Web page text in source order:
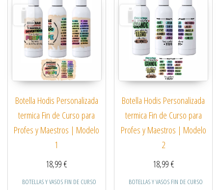
Botella Hodis Personalizada
termica Fin de Curso para
Profes y Maestros | Modelo
1
18,99€
BOTELLAS Y VASOS FIN DE CURSO
Botella Hodis Personalizada
termica Fin de Curso para
Profes y Maestros | Modelo
2
18,99€
BOTELLAS Y VASOS FIN DE CURSO